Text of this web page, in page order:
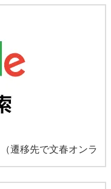
（遷移先で文春オンラ